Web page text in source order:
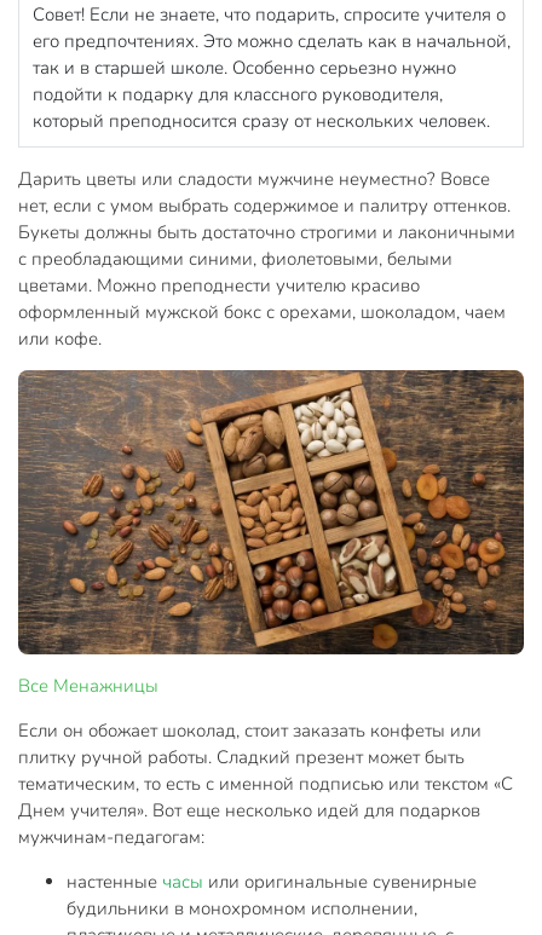
Совет! Если не знаете, что подарить, спросите учителя о
его предпочтениях. Это можно сделать как в начальной,
так и в старшей школе. Особенно серьезно нужно
подойти к подарку для классного руководителя,
который преподносится сразу от нескольких человек.
Дарить цветы или сладости мужчине неуместно? Вовсе
нет, если с умом выбрать содержимое и палитру оттенков.
Букеты должны быть достаточно строгими и лаконичными
с преобладающими синими, фиолетовыми, белыми
цветами. Можно преподнести учителю красиво
оформленный мужской бокс с орехами, шоколадом, чаем
или кофе.
Все Менажницы
Если он обожает шоколад, стоит заказать конфеты или
плитку ручной работы. Сладкий презент может быть
тематическим, то есть с именной подписью или текстом «С
Днем учителя». Вот еще несколько идей для подарков
мужчинам-педагогам:
настенные часы или оригинальные сувенирные
будильники в монохромном исполнении,